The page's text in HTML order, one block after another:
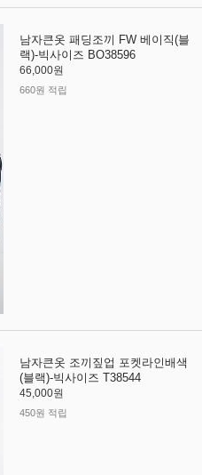
남자큰옷 패딩조끼 FW 베이직(블
랙)-빅사이즈 BO38596
66,000원
660원 적립
남자큰옷 조끼짚업 포켓라인배색
(블랙)-빅사이즈 T38544
45,000원
450원 적립